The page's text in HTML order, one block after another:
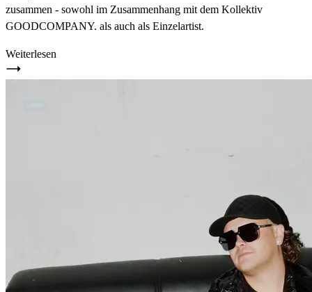
zusammen - sowohl im Zusammenhang mit dem Kollektiv
GOODCOMPANY. als auch als Einzelartist.
Weiterlesen